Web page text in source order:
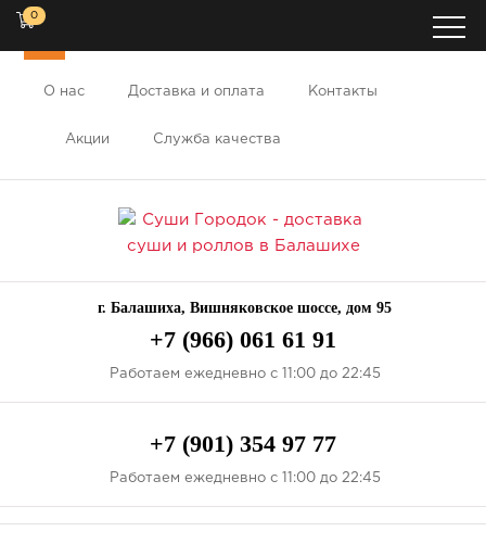
О нас Доставка и оплата Контакты
Акции Служба качества
г. Балашиха, Вишняковское шоссе, дом 95
+7 (966) 061 61 91
Работаем ежедневно с 11:00 до 22:45
+7 (901) 354 97 77
Работаем ежедневно с 11:00 до 22:45
0